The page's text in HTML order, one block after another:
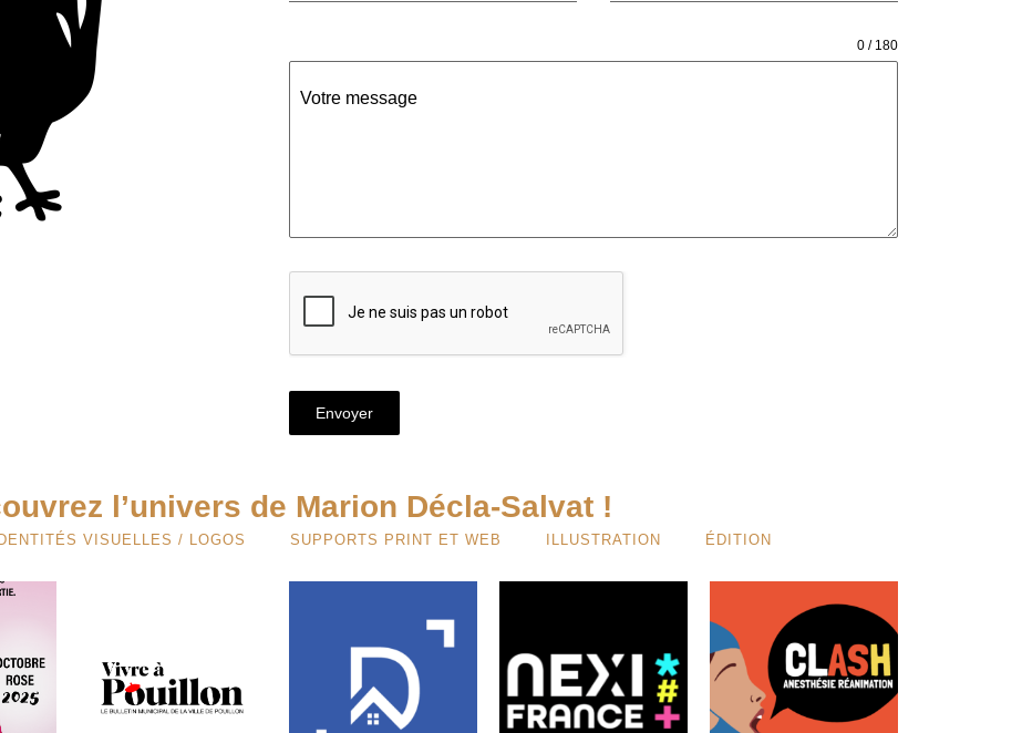
Votre message
0 / 180
Envoyer
l’univers de Marion Décla-Salvat !
IDENTITÉS VISUELLES / LOGOS SUPPORTS PRINT ET WEB ILLUSTRATION ÉDITION